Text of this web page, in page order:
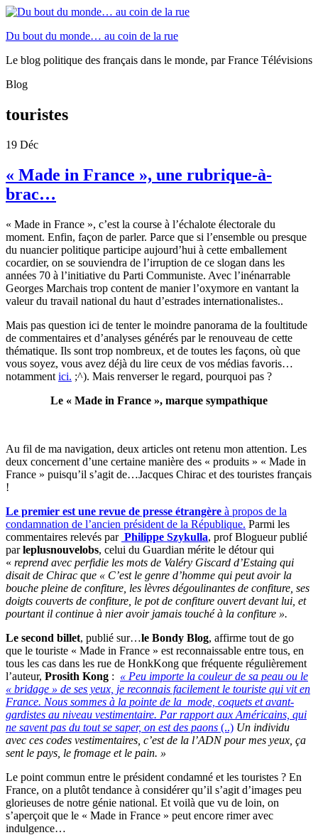
Du bout du monde… au coin de la rue
Le blog politique des français dans le monde, par France Télévisions
Blog
touristes
19 Déc
« Made in France », une rubrique-à-
brac…
« Made in France », c’est la course à l’échalote électorale du
moment. Enfin, façon de parler. Parce que si l’ensemble ou presque
du nuancier politique participe aujourd’hui à cette emballement
cocardier, on se souviendra de l’irruption de ce slogan dans les
années 70 à l’initiative du Parti Communiste. Avec l’inénarrable
Georges Marchais trop content de manier l’oxymore en vantant la
valeur du travail national du haut d’estrades internationalistes..
Mais pas question ici de tenter le moindre panorama de la foultitude
de commentaires et d’analyses générés par le renouveau de cette
thématique. Ils sont trop nombreux, et de toutes les façons, où que
vous soyez, vous avez déjà du lire ceux de vos médias favoris…
notamment ici. ;^). Mais renverser le regard, pourquoi pas ?
Le « Made in France », marque sympathique
Au fil de ma navigation, deux articles ont retenu mon attention. Les
deux concernent d’une certaine manière des « produits » « Made in
France » puisqu’il s’agit de…Jacques Chirac et des touristes français
!
Le premier est une revue de presse étrangère à propos de la
condamnation de l’ancien président de la République. Parmi les
commentaires relevés par Philippe Szykulla, prof Blogueur publié
parleplusnouvelobs, celui du Guardian mérite le détour qui
« reprend avec perfidie les mots de Valéry Giscard d’Estaing qui
disait de Chirac que « C’est le genre d’homme qui peut avoir la
bouche pleine de confiture, les lèvres dégoulinantes de confiture, ses
doigts couverts de confiture, le pot de confiture ouvert devant lui, et
pourtant il continue à nier avoir jamais touché à la confiture ».
Le second billet, publié sur…le Bondy Blog, affirme tout de go
que le touriste « Made in France » est reconnaissable entre tous, en
tous les cas dans les rue de HonkKong que fréquente régulièrement
l’auteur, Prosith Kong : « Peu importe la couleur de sa peau ou le
« bridage » de ses yeux, je reconnais facilement le touriste qui vit en
France. Nous sommes à la pointe de la mode, coquets et avant-
gardistes au niveau vestimentaire. Par rapport aux Américains, qui
ne savent pas du tout se saper, on est des paons (..) Un individu
avec ces codes vestimentaires, c’est de la l’ADN pour mes yeux, ça
sent le pays, le fromage et le pain. »
Le point commun entre le président condamné et les touristes ? En
France, on a plutôt tendance à considérer qu’il s’agit d’images peu
glorieuses de notre génie national. Et voilà que vu de loin, on
s’aperçoit que le « Made in France » peut encore rimer avec
indulgence…